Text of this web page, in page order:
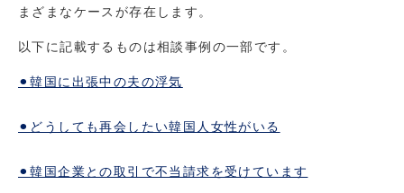
まざまなケースが存在します。
以下に記載するものは相談事例の一部です。
⚫︎韓国に出張中の夫の浮気
⚫︎どうしても再会したい韓国人女性がいる
⚫︎韓国企業との取引で不当請求を受けています